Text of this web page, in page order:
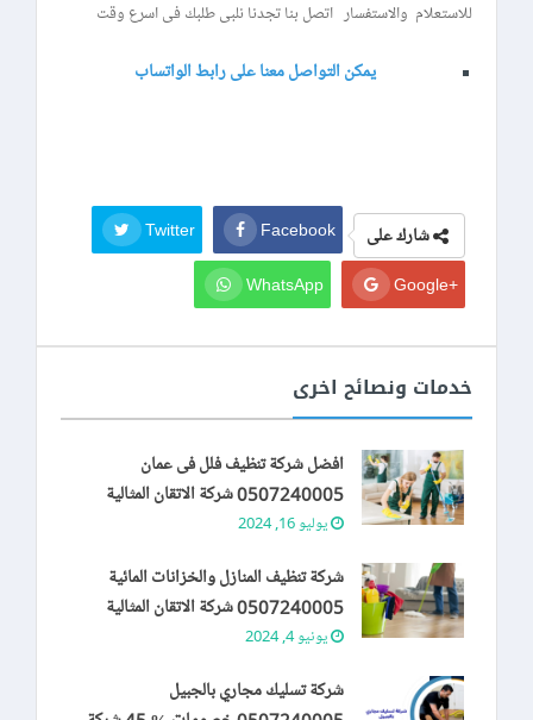
للاستعلام والاستفسار اتصل بنا تجدنا نلبى طلبك فى اسرع وقت
يمكن التواصل معنا على رابط الواتساب
شارك على Facebook
Twitter
+Google
WhatsApp
خدمات ونصائح اخرى
افضل شركة تنظيف فلل فى عمان
0507240005 شركة الاتقان المثالية
يوليو 16, 2024
شركة تنظيف المنازل والخزانات المائية
0507240005 شركة الاتقان المثالية
يونيو 4, 2024
شركة تسليك مجاري بالجبيل